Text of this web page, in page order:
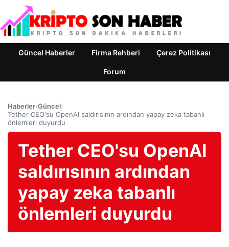
Güncel Haberler Firma Rehberi Çerez Politikası
Forum
Haberler›Güncel›
Tether CEO'su OpenAI saldırısının ardından yapay zeka tabanlı
önlemleri duyurdu
Tether CEO'su OpenAI
saldırısının ardından
yapay zeka tabanlı
önlemleri duyurdu